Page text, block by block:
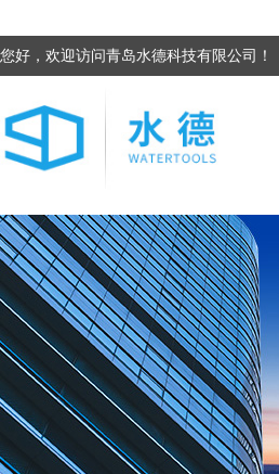
您好，欢迎访问青岛水德科技有限公司！